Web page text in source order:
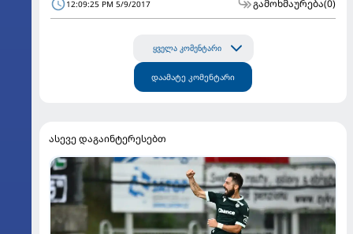
12:09:25 PM 5/9/2017 გამოხმაურება(0)
ყველა კომენტარი
დაამატე კომენტარი
ასევე დაგაინტერესებთ